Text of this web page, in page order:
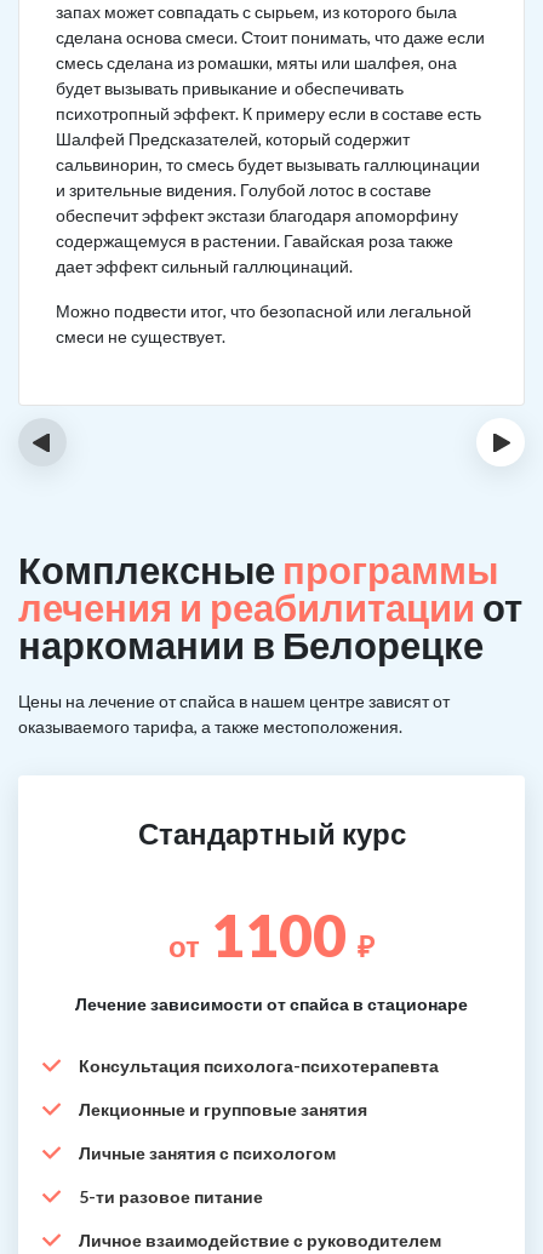
запах может совпадать с сырьем, из которого была
сделана основа смеси. Стоит понимать, что даже если
смесь сделана из ромашки, мяты или шалфея, она
будет вызывать привыкание и обеспечивать
психотропный эффект. К примеру если в составе есть
Шалфей Предсказателей, который содержит
сальвинорин, то смесь будет вызывать галлюцинации
и зрительные видения. Голубой лотос в составе
обеспечит эффект экстази благодаря апоморфину
содержащемуся в растении. Гавайская роза также
дает эффект сильный галлюцинаций.
Можно подвести итог, что безопасной или легальной
смеси не существует.
‹ ›
Комплексные программы
лечения и реабилитации от
наркомании в Белорецке
Цены на лечение от спайса в нашем центре зависят от
оказываемого тарифа, а также местоположения.
Стандартный курс
от 1100 ₽
Лечение зависимости от спайса в стационаре
Консультация психолога-психотерапевта
Лекционные и групповые занятия
Личные занятия с психологом
5-ти разовое питание
Личное взаимодействие с руководителем